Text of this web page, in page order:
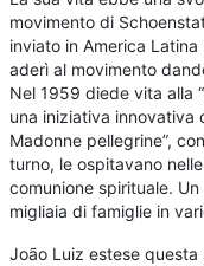
movimento di
inviato in America
aderì al movimento
Nel 1959 diede vita alla
una iniziativa innovativa
Madonne pellegrine”,
turno, le ospitavano
comunione spirituale.
migliaia di famiglie in
João Luiz estese questa